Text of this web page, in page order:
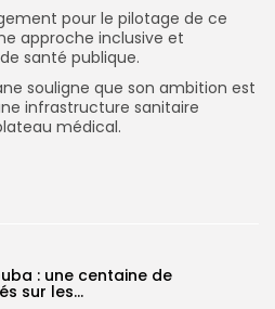
pour le pilotage de ce
approche inclusive et
santé publique.
souligne que son ambition est
infrastructure sanitaire
médical.
: une centaine de
sur les...